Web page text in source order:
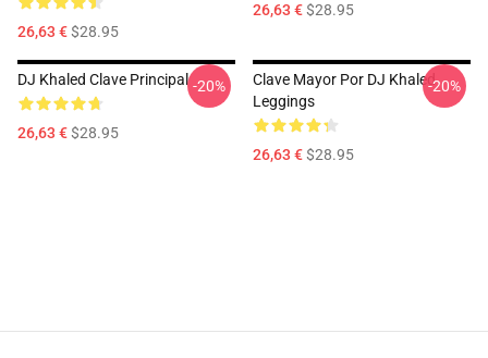
26,63 €$28.95
26,63 €$28.95
DJ Khaled Clave Principal
26,63 €$28.95
-20%
Clave Mayor Por DJ Khaled
Leggings
26,63 €$28.95
-20%